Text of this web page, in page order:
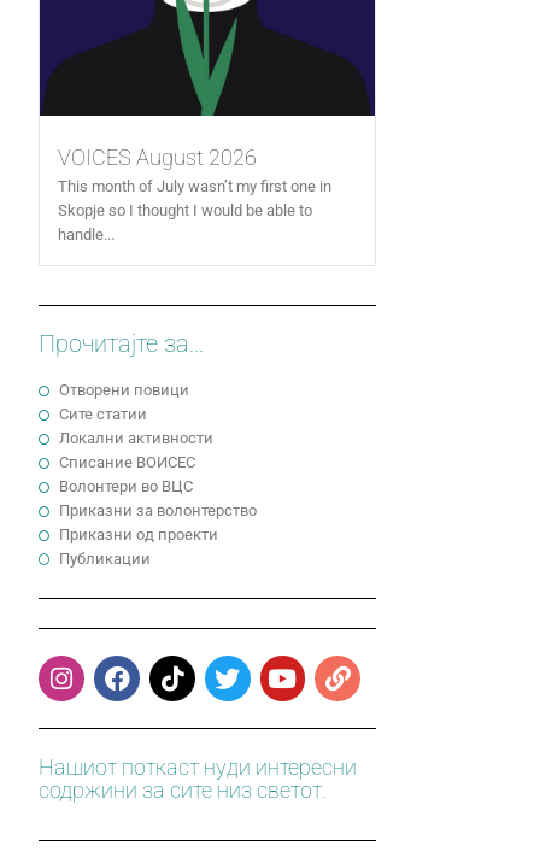
VOICES August 2026
This month of July wasn’t my first one in
Skopje so I thought I would be able to
handle...
Прочитајте за...
Отворени повици
Сите статии
Локални активности
Cписание ВОИСЕС
Волонтери во ВЦС
Приказни за волонтерство
Приказни од проекти
Публикации
Нашиот поткаст нуди интересни
содржини за сите низ светот.